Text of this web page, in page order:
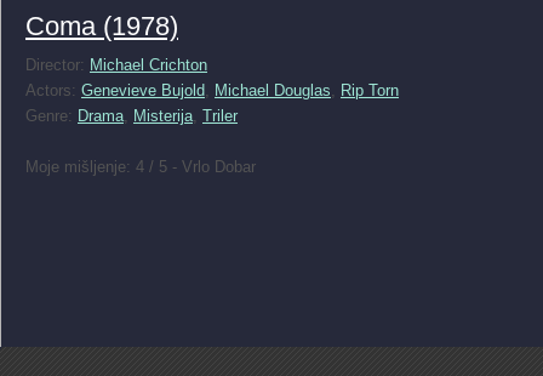
Coma (1978)
Director: Michael Crichton
Actors: Genevieve Bujold, Michael Douglas, Rip Torn
Genre: Drama, Misterija, Triler
Moje mišljenje: 4 / 5 - Vrlo Dobar